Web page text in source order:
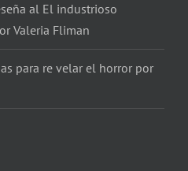
al El industrioso
Valeria Fliman
para re velar el horror por